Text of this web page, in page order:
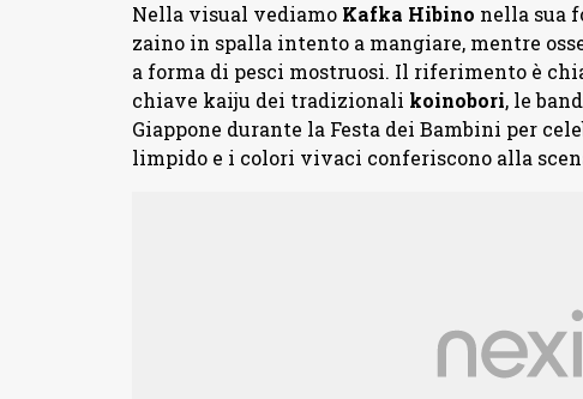
Nella visual vediamo Kafka Hibino nella sua
zaino in spalla intento a mangiare, mentre
a forma di pesci mostruosi. Il riferimento è
chiave kaiju dei tradizionali koinobori, le
Giappone durante la Festa dei Bambini per
limpido e i colori vivaci conferiscono alla